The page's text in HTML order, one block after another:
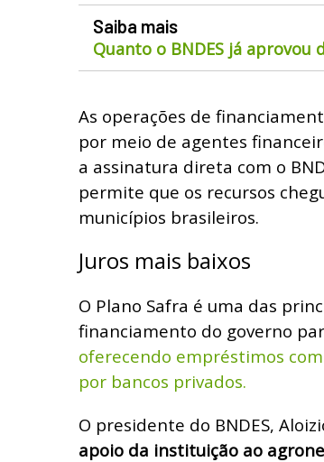
Saiba mais
Quanto o BNDES já aprovou
As operações de
por meio de agentes
a assinatura direta com o
permite que os recursos
municípios brasileiros.
Juros mais baixos
O Plano Safra é uma das
financiamento do governo
oferecendo empréstimos
por bancos privados.
O presidente do BNDES,
apoio da instituição ao